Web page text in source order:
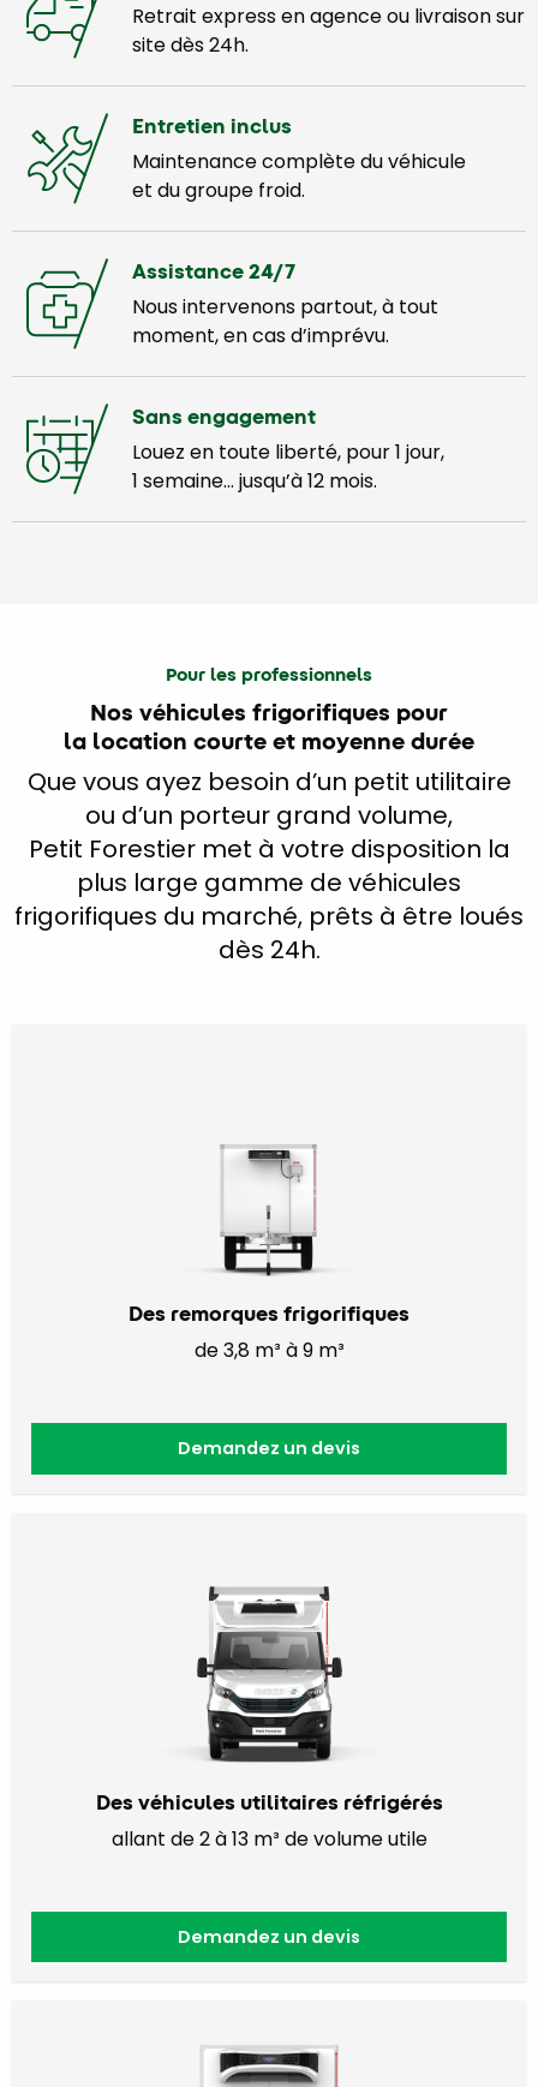
Retrait express en agence ou livraison sur
site dès 24h.
Entretien inclus
Maintenance complète du véhicule
et du groupe froid.
Assistance 24/7
Nous intervenons partout, à tout
moment, en cas d’imprévu.
Sans engagement
Louez en toute liberté, pour 1 jour,
1 semaine… jusqu’à 12 mois.
Pour les professionnels
Nos véhicules frigorifiques pour
la location courte et moyenne durée
Que vous ayez besoin d’un petit utilitaire
ou d’un porteur grand volume,
Petit Forestier met à votre disposition la
plus large gamme de véhicules
frigorifiques du marché, prêts à être loués
dès 24h.
Des remorques frigorifiques
de 3,8 m³ à 9 m³
Demandez un devis
Des véhicules utilitaires réfrigérés
allant de 2 à 13 m³ de volume utile
Demandez un devis